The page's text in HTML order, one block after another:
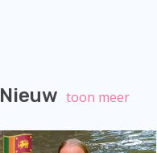
Nieuw toon meer